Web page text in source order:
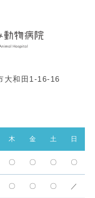
大和田1-16-16
木 金 土 日
〇 〇 〇 〇
〇 〇 〇 ／